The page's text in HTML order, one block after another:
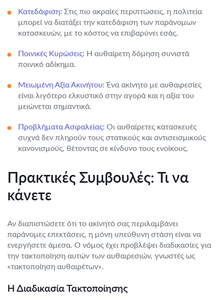
Κατεδάφιση: Στις πιο ακραίες περιπτώσεις, η πολιτεία
μπορεί να διατάξει την κατεδάφιση των παράνομων
κατασκευών, με το κόστος να επιβαρύνει εσάς.
Ποινικές Κυρώσεις: Η αυθαίρετη δόμηση συνιστά
ποινικό αδίκημα.
Μειωμένη Αξία Ακινήτου: Ένα ακίνητο με αυθαιρεσίες
είναι λιγότερο ελκυστικό στην αγορά και η αξία του
μειώνεται σημαντικά.
Προβλήματα Ασφαλείας: Οι αυθαίρετες κατασκευές
συχνά δεν πληρούν τους στατικούς και αντισεισμικούς
κανονισμούς, θέτοντας σε κίνδυνο τους ενοίκους.
Πρακτικές Συμβουλές: Τι να
κάνετε
Αν διαπιστώσετε ότι το ακίνητό σας περιλαμβάνει
παράνομες επεκτάσεις, η μόνη υπεύθυνη στάση είναι να
ενεργήσετε άμεσα. Ο νόμος έχει προβλέψει διαδικασίες για
την τακτοποίηση αυτών των αυθαιρεσιών, γνωστές ως
«τακτοποίηση αυθαιρέτων».
Η Διαδικασία Τακτοποίησης